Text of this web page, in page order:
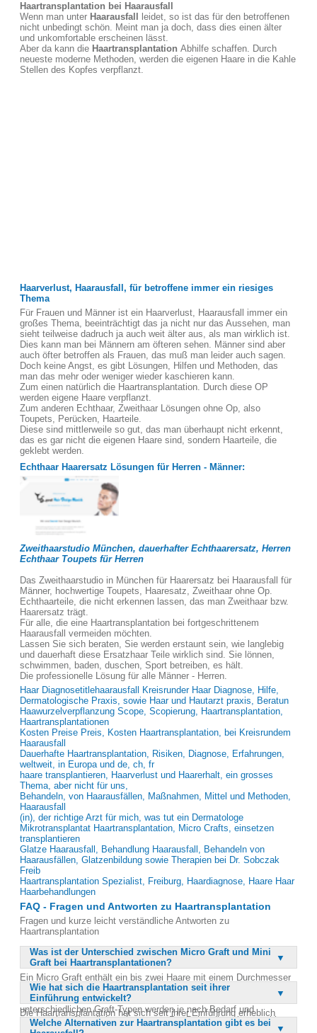
Haartransplantation bei Haarausfall
Wenn man unter Haarausfall
leidet, so ist das für den betroffenen
nicht unbedingt schön. Meint man ja doch, dass dies einen älter
und unkomfortable erscheinen lässt.
Aber da kann die Haartransplantation Abhilfe schaffen. Durch
neueste moderne Methoden, werden die eigenen Haare in die Kahle
Stellen des Kopfes verpflanzt.
Haarverlust, Haarausfall, für betroffene immer ein riesiges
Thema
Für Frauen und Männer ist ein Haarverlust, Haarausfall immer ein
großes Thema, beeinträchtigt das ja nicht nur das Aussehen, man
sieht teilweise dadruch ja auch weit älter aus, als man wirklich ist.
Dies kann man bei Männern am öfteren sehen. Männer sind aber
auch öfter betroffen als Frauen, das muß man leider auch sagen.
Doch keine Angst, es gibt Lösungen, Hilfen und Methoden, das
man das mehr oder weniger wieder kaschieren kann.
Zum einen natürlich die Haartransplantation. Durch diese OP
werden eigene Haare verpflanzt.
Zum anderen Echthaar, Zweithaar Lösungen ohne Op, also
Toupets, Perücken, Haarteile.
Diese sind mittlerweile so gut, das man überhaupt nicht erkennt,
das es gar nicht die eigenen Haare sind, sondern Haarteile, die
geklebt werden.
Echthaar Haarersatz Lösungen für Herren - Männer:
Zweithaarstudio München, dauerhafter Echthaarersatz, Herren
Echthaar Toupets für Herren
Das Zweithaarstudio in München für Haarersatz bei Haarausfall für
Männer, hochwertige Toupets, Haaresatz, Zweithaar ohne Op.
Echthaarteile, die nicht erkennen lassen, das man Zweithaar bzw.
Haarersatz trägt.
Für alle, die eine Haartransplantation bei fortgeschrittenem
Haarausfall vermeiden möchten.
Lassen Sie sich beraten, Sie werden erstaunt sein, wie langlebig
und dauerhaft diese Ersatzhaar Teile wirklich sind. Sie lönnen,
schwimmen, baden, duschen, Sport betreiben, es hält.
Die professionelle Lösung für alle Männer - Herren.
Haar Diagnosetitlehaarausfall Kreisrunder Haar Diagnose, Hilfe,
Dermatologische Praxis, sowie Haar und Hautarzt praxis, Beratun
Haawurzelverpflanzung Scope, Scopierung, Haartransplantation,
Haartransplantationen
Kosten Preise Preis, Kosten Haartransplantation, bei Kreisrundem
Haarausfall
Dauerhafte Haartransplantation, Risiken, Diagnose, Erfahrungen,
weltweit, in Europa und de, ch, fr
haare transplantieren, Haarverlust und Haarerhalt, ein grosses
Thema, aber nicht für uns,
Behandeln, von Haarausfällen, Maßnahmen, Mittel und Methoden,
Haarausfall
(in), der richtige Arzt für mich, was tut ein Dermatologe
Mikrotransplantat Haartransplantation, Micro Crafts, einsetzen
transplantieren
Glatze Haarausfall, Behandlung Haarausfall, Behandeln von
Haarausfällen, Glatzenbildung sowie Therapien bei Dr. Sobczak
Freib
Haartransplantation Spezialist, Freiburg, Haardiagnose, Haare Haar
Haarbehandlungen
FAQ - Fragen und Antworten zu Haartransplantation
Fragen und kurze leicht verständliche Antworten zu
Haartransplantation
Was ist der Unterschied zwischen Micro Graft und Mini
Graft bei Haartransplantationen?
Ein Micro Graft enthält ein bis zwei Haare mit einem Durchmesser
von 0,7–0,9 mm, während ein Mini Graft drei bis fünf Haare mit
einem Durchmesser von 1,0–1,2 mm enthält. Diese
unterschiedlichen Graft-Typen werden je nach Bedarf und
gewünschter Haardichte eingesetzt. Pro Behandlung können bis zu
1.500 dieser Transplantate verwendet werden, um eine natürliche
Wie hat sich die Haartransplantation seit ihrer
Einführung entwickelt?
Die Haartransplantation hat sich seit ihrer Einführung erheblich
weiterentwickelt. Ursprünglich wurde die Methode in den 1930er
Welche Alternativen zur Haartransplantation gibt es bei